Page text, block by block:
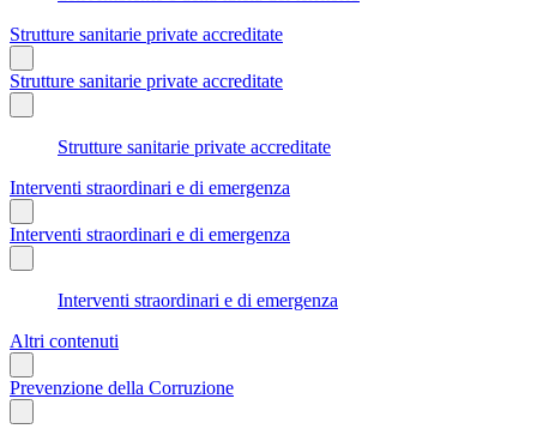
Strutture sanitarie private accreditate
Strutture sanitarie private accreditate
Strutture sanitarie private accreditate
Interventi straordinari e di emergenza
Interventi straordinari e di emergenza
Interventi straordinari e di emergenza
Altri contenuti
Prevenzione della Corruzione